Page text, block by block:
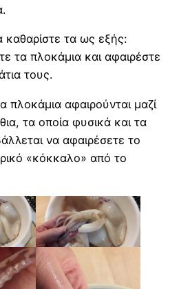
καθαρίστε τα ως εξής:
τα πλοκάμια και αφαιρέστε
τους.
πλοκάμια αφαιρούνται μαζί
τα οποία φυσικά και τα
να αφαιρέσετε το
«κόκκαλο» από το